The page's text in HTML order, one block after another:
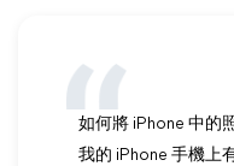
如何將 iPhone 中的
我的 iPhone 手機上